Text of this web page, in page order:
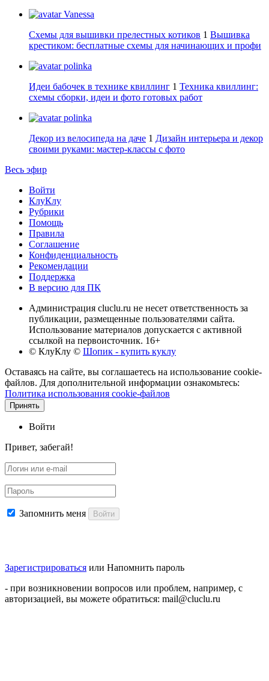
Vanessa
Схемы для вышивки прелестных котиков 1 Вышивка
крестиком: бесплатные схемы для начинающих и профи
polinka
Идеи бабочек в технике квиллинг 1 Техника квиллинг:
схемы сборки, идеи и фото готовых работ
polinka
Декор из велосипеда на даче 1 Дизайн интерьера и декор
своими руками: мастер-классы с фото
Весь эфир
Войти
КлуКлу
Рубрики
Помощь
Правила
Соглашение
Конфиденциальность
Рекомендации
Поддержка
В версию для ПК
Администрация cluclu.ru не несет ответственность за
публикации, размещенные пользователями сайта.
Использование материалов допускается с активной
ссылкой на первоисточник. 16+
© КлуКлу © Шопик - купить куклу
Оставаясь на сайте, вы соглашаетесь на использование cookie-
файлов. Для дополнительной информации ознакомьтесь:
Политика использования cookie-файлов
Принять
Войти
Привет, забегай!
Запомнить меня Войти
Зарегистрироваться или Напомнить пароль
- при возникновении вопросов или проблем, например, с
авторизацией, вы можете обратиться: mail@cluclu.ru